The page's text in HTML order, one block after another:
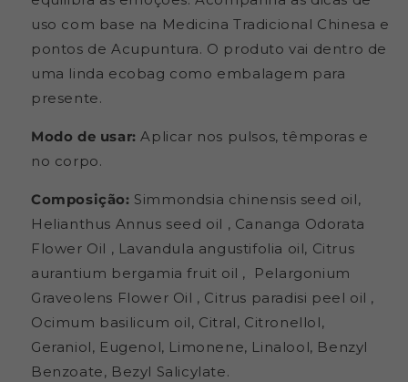
dos
Aromas
Frasco
com
dos
Aromas
-
Frasco
uso com base na Medicina Tradicional Chinesa e
pontos de Acupuntura. O produto vai dentro de
uma linda ecobag como embalagem para
presente.
Modo de usar: Aplicar nos pulsos, têmporas e
no corpo.
Composição: Simmondsia chinensis seed oil,
Helianthus Annus seed oil , Cananga Odorata
Flower Oil , Lavandula angustifolia oil, Citrus
aurantium bergamia fruit oil , Pelargonium
Graveolens Flower Oil , Citrus paradisi peel oil ,
Ocimum basilicum oil, Citral, Citronellol,
Geraniol, Eugenol, Limonene, Linalool, Benzyl
Benzoate, Bezyl Salicylate.